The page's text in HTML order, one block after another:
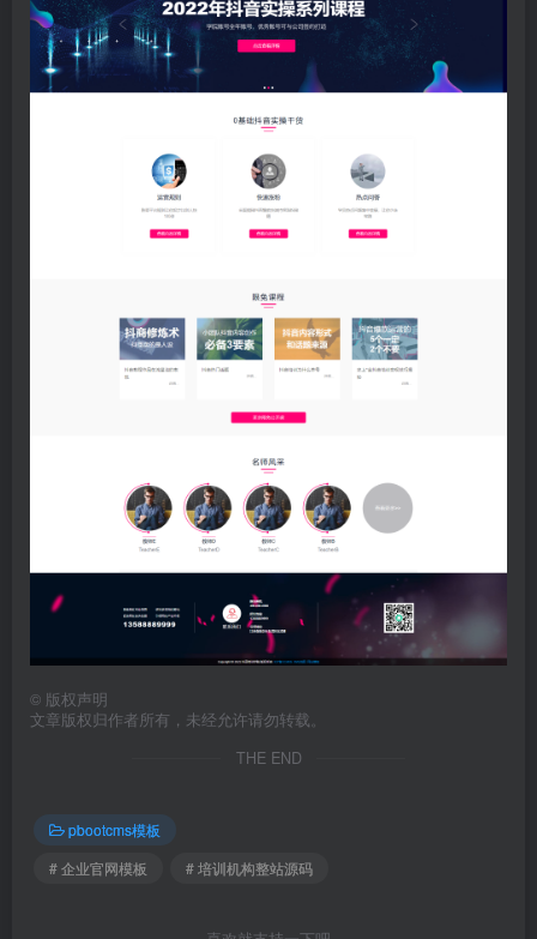
© 版权声明
文章版权归作者所有，未经允许请勿转载。
THE END
pbootcms模板
# 企业官网模板
# 培训机构整站源码